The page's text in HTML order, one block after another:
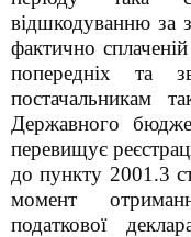
відшкодуванню за
фактично
попередніх та
постачальникам
Державного
перевищує
до пункту 2001 .3
момент
податкової